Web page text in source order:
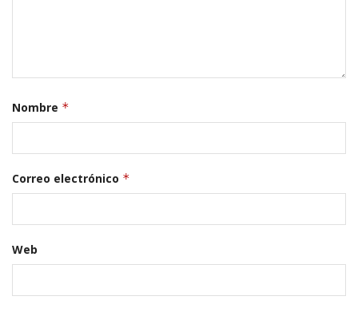
Nombre *
Correo electrónico *
Web